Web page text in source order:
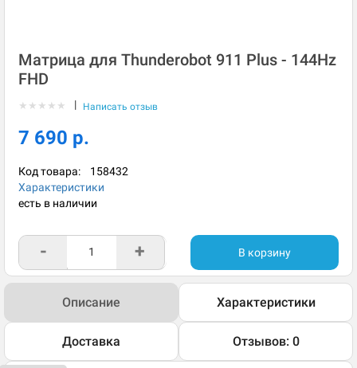
Матрица для Thunderobot 911 Plus - 144Hz
FHD
★ ★ ★ ★ ★ | Написать отзыв
7 690 р.
Код товара: 158432
Характеристики
есть в наличии
- + В корзину
Описание Характеристики
Доставка Отзывов: 0